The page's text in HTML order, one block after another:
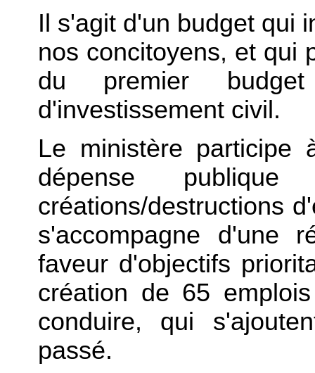
Il s'agit d'un budget qui
nos concitoyens, et qui
du premier
d'investissement civil.
Le ministère participe
dépense
créations/destructions
s'accompagne d'une
faveur d'objectifs
création de 65
conduire, qui
passé.